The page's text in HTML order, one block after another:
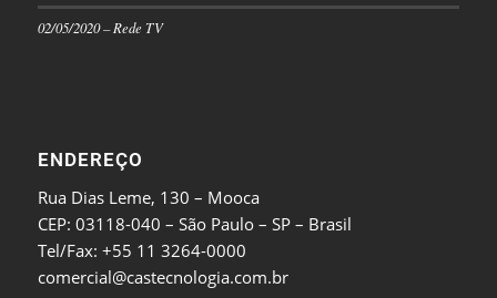
02/05/2020 – Rede TV
ENDEREÇO
Rua Dias Leme, 130 – Mooca
CEP: 03118-040 – São Paulo – SP – Brasil
Tel/Fax: +55 11 3264-0000
comercial@castecnologia.com.br